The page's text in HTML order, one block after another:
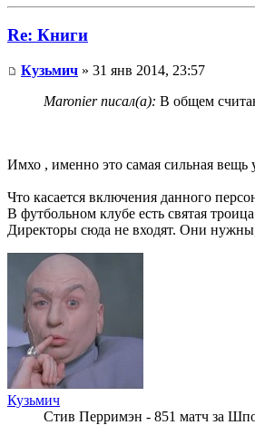
Re: Книги
Кузьмич » 31 янв 2014, 23:57
Maronier писал(а): В общем
Имхо , именно это самая сильная вещь
Что касается включения данного
В футбольном клубе есть святая
Директоры сюда не входят. Они
Кузьмич
Стив Перримэн - 851 матч за